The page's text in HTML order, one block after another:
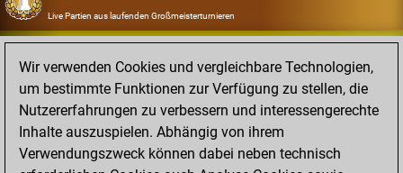
Live Partien aus laufenden Großmeisterturnieren
OPENINGS
Erfassen und Üben Sie Ihr Eröffnungsrepertoire
DATABASE
Acht Millionen starke Partien
MYGAMES
Speichern und analysieren Sie eigene Partien in der Cloud
Wir verwenden Cookies und vergleichbare Technologien,
um bestimmte Funktionen zur Verfügung zu stellen, die
Nutzererfahrungen zu verbessern und interessengerechte
Inhalte auszuspielen. Abhängig von ihrem
Verwendungszweck können dabei neben technisch